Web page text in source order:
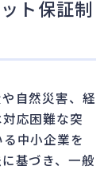
ト保証制
自然災害、経
応困難な突
中小企業を
基づき、一般